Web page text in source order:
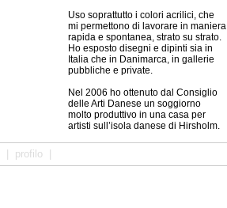
Uso soprattutto i colori acrilici, che
mi permettono di lavorare in maniera
rapida e spontanea, strato su strato.
Ho esposto disegni e dipinti sia in
Italia che in Danimarca, in gallerie
pubbliche e private.
Nel 2006 ho ottenuto dal Consiglio
delle Arti Danese un soggiorno
molto produttivo in una casa per
artisti sull’isola danese di Hirsholm.
profilo